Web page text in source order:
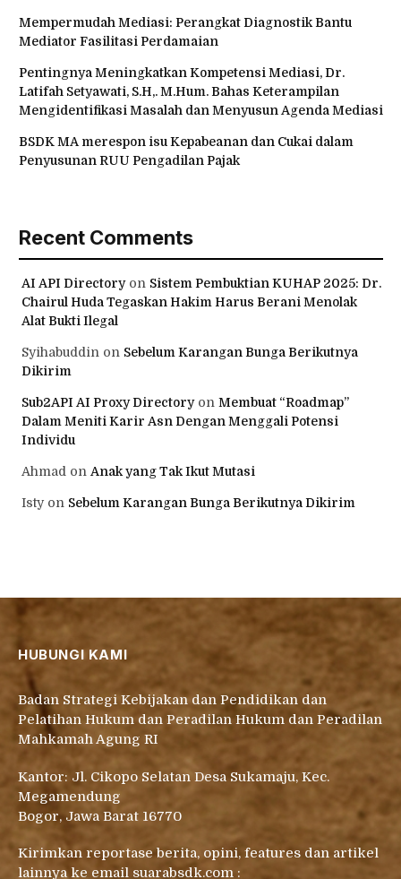
Mempermudah Mediasi: Perangkat Diagnostik Bantu
Mediator Fasilitasi Perdamaian
Pentingnya Meningkatkan Kompetensi Mediasi, Dr.
Latifah Setyawati, S.H,. M.Hum. Bahas Keterampilan
Mengidentifikasi Masalah dan Menyusun Agenda Mediasi
BSDK MA merespon isu Kepabeanan dan Cukai dalam
Penyusunan RUU Pengadilan Pajak
Recent Comments
AI API Directoryon Sistem Pembuktian KUHAP 2025: Dr.
Chairul Huda Tegaskan Hakim Harus Berani Menolak
Alat Bukti Ilegal
Syihabuddin on Sebelum Karangan Bunga Berikutnya
Dikirim
Sub2API AI Proxy Directoryon Membuat “Roadmap”
Dalam Meniti Karir Asn Dengan Menggali Potensi
Individu
Ahmad on Anak yang Tak Ikut Mutasi
Istyon Sebelum Karangan Bunga Berikutnya Dikirim
HUBUNGI KAMI
Badan Strategi Kebijakan dan Pendidikan dan
Pelatihan Hukum dan Peradilan Hukum dan Peradilan
Mahkamah Agung RI
Kantor: Jl. Cikopo Selatan Desa Sukamaju, Kec.
Megamendung
Bogor, Jawa Barat 16770
Kirimkan reportase berita, opini, features dan artikel
lainnya ke email suarabsdk.com :